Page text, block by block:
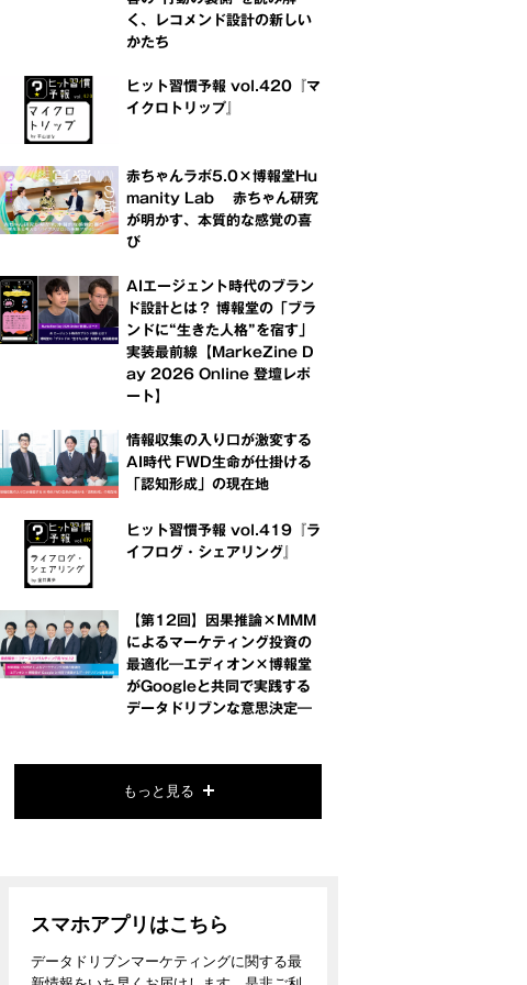
く、レコメンド設計の新しい
かたち
ヒット習慣予報 vol.420『マ
イクロトリップ』
赤ちゃんラボ5.0×博報堂Hu
manity Lab 赤ちゃん研究
が明かす、本質的な感覚の喜
び
AIエージェント時代のブラン
ド設計とは？ 博報堂の「ブラ
ンドに“生きた人格”を宿す」
実装最前線【MarkeZine D
ay 2026 Online 登壇レポ
ート】
情報収集の入り口が激変する
AI時代 FWD生命が仕掛ける
「認知形成」の現在地
ヒット習慣予報 vol.419『ラ
イフログ・シェアリング』
【第12回】因果推論×MMM
によるマーケティング投資の
最適化―エディオン×博報堂
がGoogleと共同で実践する
データドリブンな意思決定―
もっと見る
スマホアプリはこちら
データドリブンマーケティングに関する最